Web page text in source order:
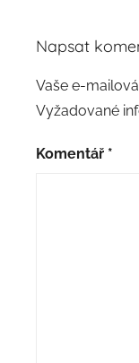
Napsat
Vaše e-
Vyžadované
Komentář *